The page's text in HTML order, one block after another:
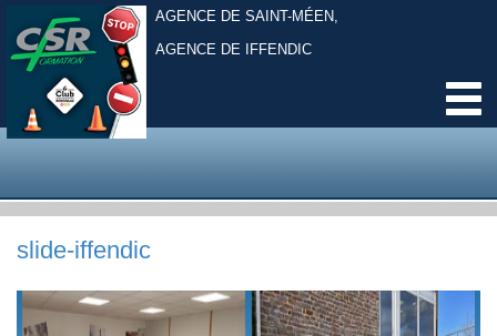
AGENCE DE SAINT-MÉEN,
AGENCE DE IFFENDIC
slide-iffendic